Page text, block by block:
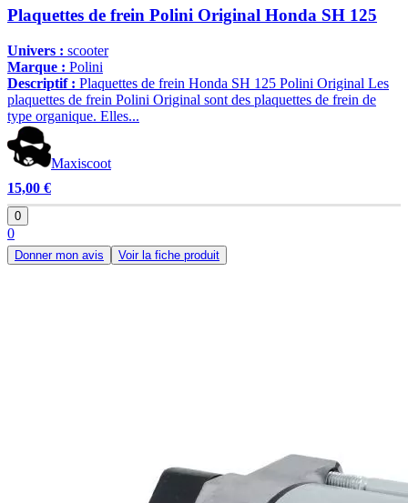
Plaquettes de frein Polini Original Honda SH 125
Univers : scooter
Marque : Polini
Descriptif : Plaquettes de frein Honda SH 125 Polini Original Les
plaquettes de frein Polini Original sont des plaquettes de frein de
type organique. Elles...
Maxiscoot
15,00 €
0
0
Donner mon avis Voir la fiche produit